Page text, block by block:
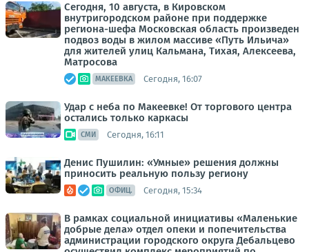
Сегодня, 10 августа, в Кировском
внутригородском районе при поддержке
региона-шефа Московская область произведен
подвоз воды в жилом массиве «Путь Ильича»
для жителей улиц Кальмана, Тихая, Алексеева,
Матросова
МАКЕЕВКА Сегодня, 16:07
Удар с неба по Макеевке! От торгового центра
остались только каркасы
СМИ Сегодня, 16:11
Денис Пушилин: «Умные» решения должны
приносить реальную пользу региону
ОФИЦ. Сегодня, 15:34
В рамках социальной инициативы «Маленькие
добрые дела» отдел опеки и попечительства
администрации городского округа Дебальцево